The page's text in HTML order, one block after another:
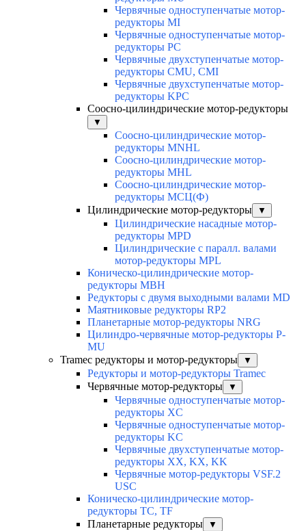
Червячные одноступенчатые мотор-
редукторы MI
Червячные одноступенчатые мотор-
редукторы PC
Червячные двухступенчатые мотор-
редукторы CMU, CMI
Червячные двухступенчатые мотор-
редукторы KPC
Соосно-цилиндрические мотор-редукторы
▼
Соосно-цилиндрические мотор-
редукторы MNHL
Соосно-цилиндрические мотор-
редукторы MHL
Соосно-цилиндрические мотор-
редукторы МСЦ(Ф)
Цилиндрические мотор-редукторы
▼
Цилиндрические насадные мотор-
редукторы MPD
Цилиндрические с паралл. валами
мотор-редукторы MPL
Коническо-цилиндрические мотор-
редукторы MBH
Редукторы с двумя выходными валами MD
Маятниковые редукторы RP2
Планетарные мотор-редукторы NRG
Цилиндро-червячные мотор-редукторы P-
MU
Tramec редукторы и мотор-редукторы
▼
Редукторы и мотор-редукторы Tramec
Червячные мотор-редукторы
▼
Червячные одноступенчатые мотор-
редукторы XC
Червячные одноступенчатые мотор-
редукторы KC
Червячные двухступенчатые мотор-
редукторы XX, KX, KK
Червячные мотор-редукторы VSF.2
USC
Коническо-цилиндрические мотор-
редукторы TC, TF
Планетарные редукторы
▼